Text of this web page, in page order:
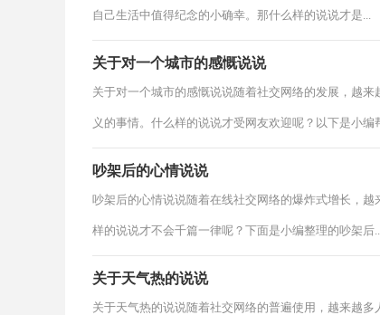
自己生活中值得纪念的小确幸。那什么样的说说才是...
关于对一个城市的感慨说说
关于对一个城市的感慨说说随着社交网络的发展，越
义的事情。什么样的说说才受网友欢迎呢？以下是小编
吵架后的心情说说
吵架后的心情说说随着在线社交网络的爆炸式增长，
样的说说才不会千篇一律呢？下面是小编整理的吵架后
关于天气热的说说
关于天气热的说说随着社交网络的普遍使用，越来越